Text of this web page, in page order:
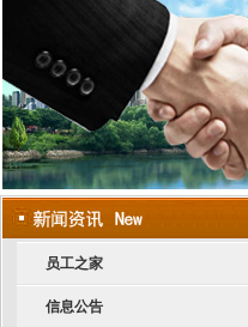
员工之家
信息公告